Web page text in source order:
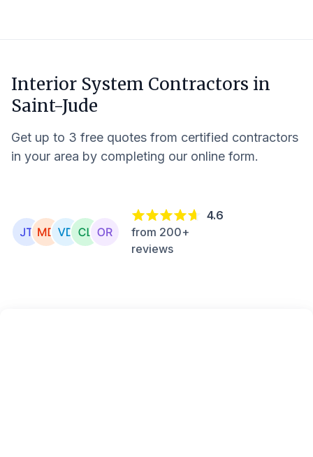
Interior System Contractors in
Saint-Jude
Get up to 3 free quotes from certified contractors
in your area by completing our online form.
4.6
from 200+
reviews